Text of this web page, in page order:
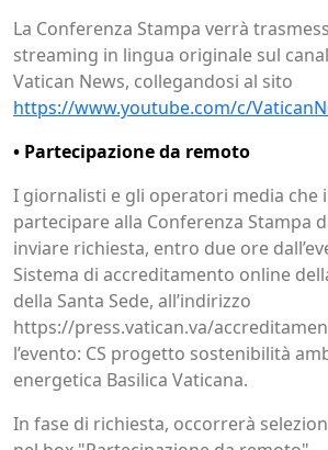
La Conferenza Stampa verrà
streaming in lingua originale sul
Vatican News, collegandosi al sito
https://www.youtube.com/c/
• Partecipazione da remoto
I giornalisti e gli operatori media che
partecipare alla Conferenza Stampa
inviare richiesta, entro due ore
Sistema di accreditamento online
della Santa Sede, all’indirizzo
https://press.vatican.va/
l’evento: CS progetto sostenibilità
energetica Basilica Vaticana.
In fase di richiesta, occorrerà